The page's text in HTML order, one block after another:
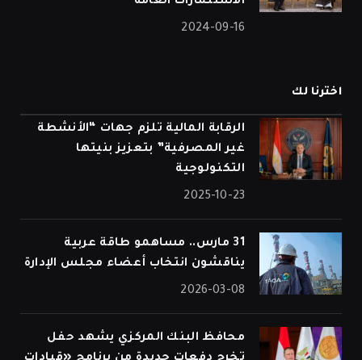
2024-09-16
اخترنا لك
الرقابة المالية تلزم جهات “الأنشطة
غير المصرفية” بتعزيز بنيتها
التكنولوجية
2025-10-23
31 مارس.. مساهمو طاقة عربية
يناقشون انتخاب أعضاء مجلس الإدارة
2026-03-08
محافظ البنك المركزي يشهد حفل